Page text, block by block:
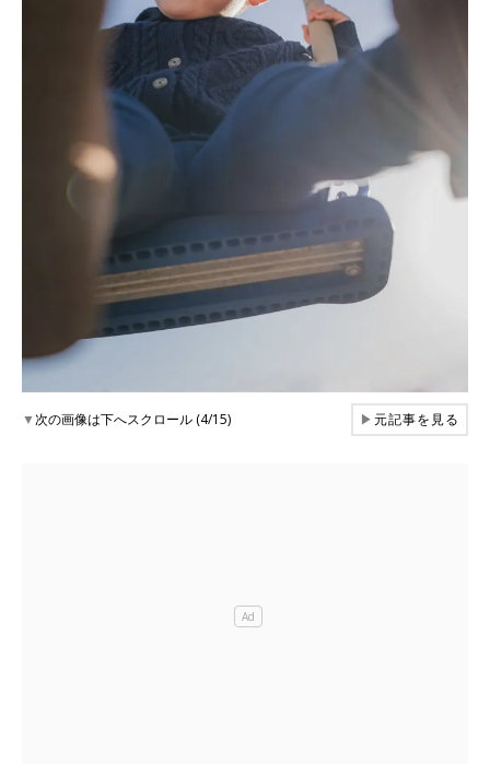
▼次の画像は下へスクロール (4/15) ▶元記事を見る